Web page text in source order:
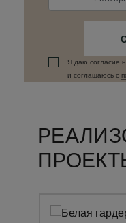
Я даю согласие
и соглашаюсь c